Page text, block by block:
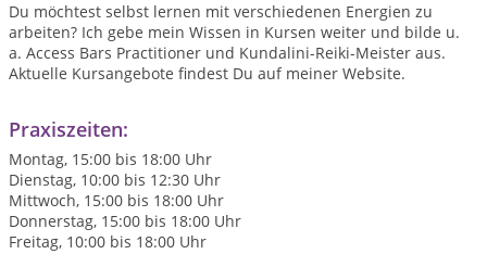
Du möchtest selbst lernen mit verschiedenen Energien zu
arbeiten? Ich gebe mein Wissen in Kursen weiter und bilde u.
a. Access Bars Practitioner und Kundalini-Reiki-Meister aus.
Aktuelle Kursangebote findest Du auf meiner Website.
Praxiszeiten:
Montag, 15:00 bis 18:00 Uhr
Dienstag, 10:00 bis 12:30 Uhr
Mittwoch, 15:00 bis 18:00 Uhr
Donnerstag, 15:00 bis 18:00 Uhr
Freitag, 10:00 bis 18:00 Uhr